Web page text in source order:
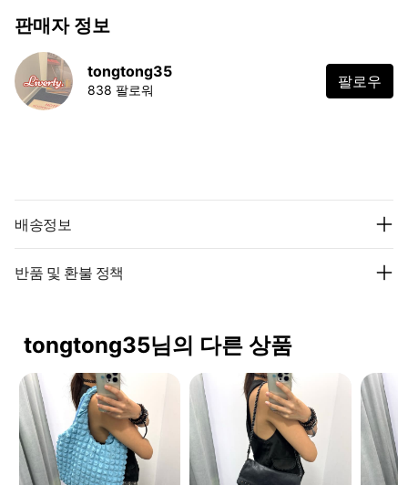
판매자 정보
tongtong35
838 팔로워 팔로우
배송정보
반품 및 환불 정책
tongtong35님의 다른 상품